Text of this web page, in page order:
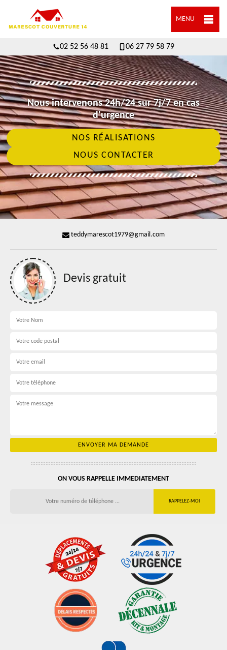
MENU
02 52 56 48 81 06 27 79 58 79
Nous intervenons 24h/24 sur 7j/7 en cas
d'urgence
NOS RÉALISATIONS
NOUS CONTACTER
teddymarescot1979@gmail.com
Devis gratuit
ON VOUS RAPPELLE IMMEDIATEMENT